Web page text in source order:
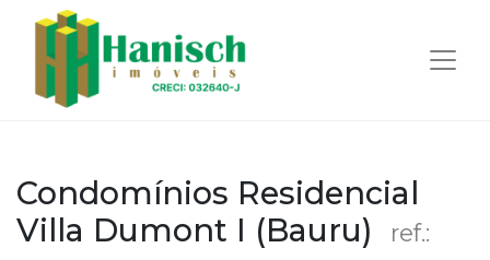
Condomínios Residencial
Villa Dumont I (Bauru)
ref.: